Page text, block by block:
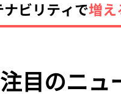
注目のニュ